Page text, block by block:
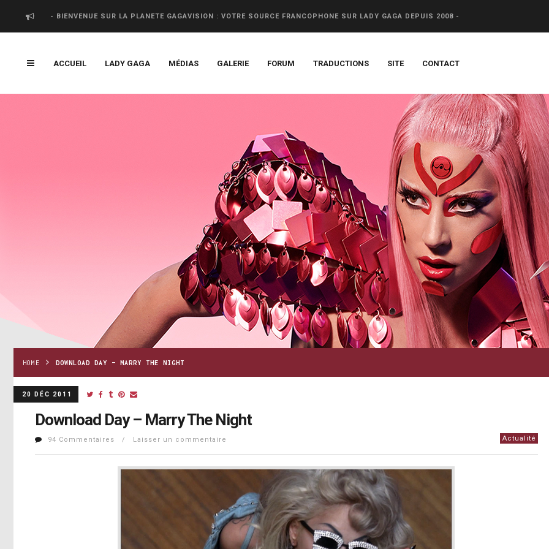
- BIENVENUE SUR LA PLANETE GAGAVISION : VOTRE SOURCE FRANCOPHONE SUR LADY GAGA DEPUIS 2008 -
ACCUEIL LADY GAGA MÉDIAS GALERIE FORUM TRADUCTIONS SITE CONTACT
HOME DOWNLOAD DAY – MARRY THE NIGHT
20 DÉC 2011
Download Day – Marry The Night
94 Commentaires / Laisser un commentaire Actualité